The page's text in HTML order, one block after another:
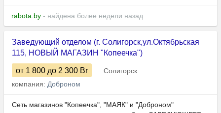
rabota.by - найдена более недели назад
Заведующий отделом (г. Солигорск,ул.Октябрьская
115, НОВЫЙ МАГАЗИН "Копеечка")
от 1 800 до 2 300 Br
Солигорск
компания: Доброном
Сеть магазинов "Копеечка", "МАЯК" и "Доброном"